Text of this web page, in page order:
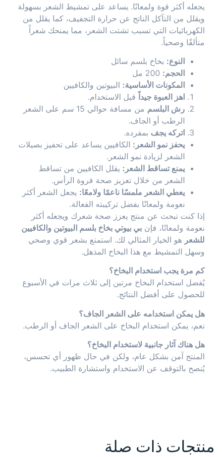
يجعله أكثر قوة ولمعانًا. يساعد على تمشيط الشعر بسهولة
ويقلل من التآكل الناتج عن حرارة التجفيف، كما يقلل من
الكهربائيات التي تسبب تشتت الشعر، مما يمنحك شعراً
متألقًا وصحياً.
النوع: بخاخ بلسم سائل
الحجم:
المكونات الأساسية: البيوتين والكافيين
اهز العبوة جيداً قبل الاستخدام.
رش البلسم
من مسافة حوالي 15 سم على الشعر
الرطب أو الجاف.
اتركه يجف بمفرده.
يحفز نمو الشعر: الكافيين يساعد على تحفيز بصيلات
الشعر لزيادة نمو الشعر.
يمنع تساقط الشعر: يقلل الكافيين من تساقط
الشعر من خلال تعزيز صحة فروة الرأس.
يعطي الشعر ملمسًا ناعمًا ولامعًا: يجعل الشعر أكثر
نعومة ولمعانًا بفضل تركيبته الفعالة.
إذا كنت تبحث عن منتج يعزز صحة شعرك ويجعله أكثر
نعومة ولمعانًا، فإن بي بيوتي بخاخ بلسم البيوتين والكافيين
للشعر هو الخيار المثالي لك. استمتع بشعر قوي وصحي
وسهل التمشيط مع هذا البخاخ المذهل.
كم مرة يجب استخدام البخاخ؟
يُفضل استخدام البخاخ مرتين إلى ثلاث مرات في الأسبوع
للحصول على أفضل النتائج.
هل يمكن استخدامه على الشعر الجاف؟
نعم، يمكن استخدام البخاخ على الشعر الجاف أو الرطب.
هل هناك آثار جانبية لاستخدام البخاخ؟
المنتج آمن بشكل عام، ولكن في حال ظهور أي تحسس،
يُنصح بالتوقف عن الاستخدام واستشارة الطبيب.
منتجات ذات صلة